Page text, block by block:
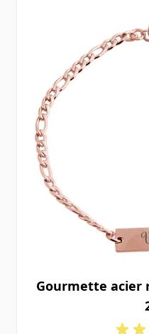
Gourmette acier